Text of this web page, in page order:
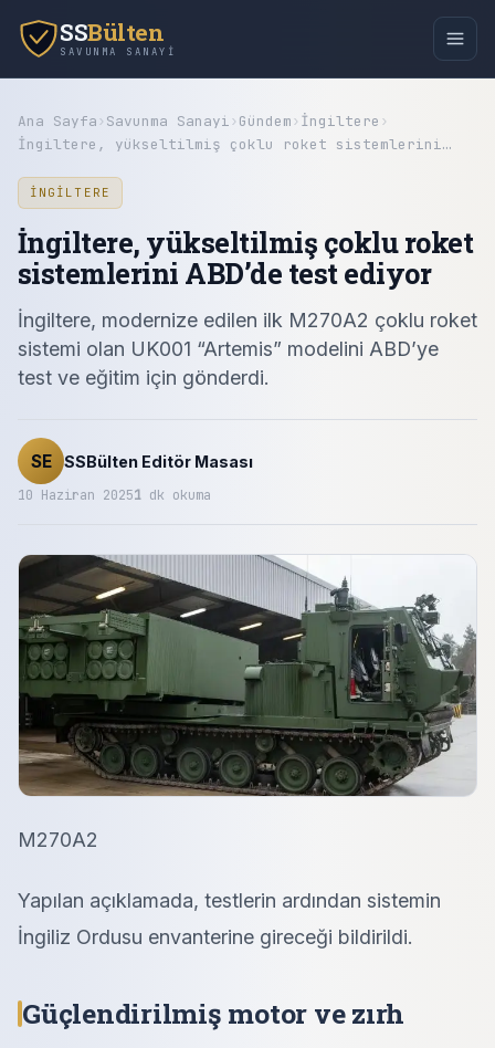
SSBülten
SAVUNMA SANAYI
Ana Sayfa› Savunma Sanayi› Gündem› İngiltere ›
İngiltere, yükseltilmiş çoklu roket sistemlerini…
İNGILTERE
İngiltere, yükseltilmiş çoklu roket
sistemlerini ABD’de test ediyor
İngiltere, modernize edilen ilk M270A2 çoklu roket
sistemi olan UK001 “Artemis” modelini ABD’ye
test ve eğitim için gönderdi.
SE SSBülten Editör Masası
10 Haziran 20251 dk okuma
M270A2
Yapılan açıklamada, testlerin ardından sistemin
İngiliz Ordusu envanterine gireceği bildirildi.
Güçlendirilmiş motor ve zırh